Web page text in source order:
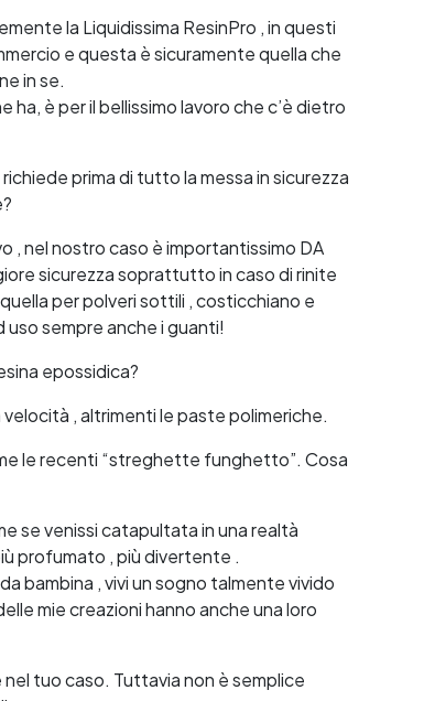
la Liquidissima ResinPro , in questi
e questa è sicuramente quella che
in se.
è per il bellissimo lavoro che c’è dietro
prima di tutto la messa in sicurezza
, nel nostro caso è importantissimo DA
sicurezza soprattutto in caso di rinite
per polveri sottili , costicchiano e
uso sempre anche i guanti!
epossidica?
velocità , altrimenti le paste polimeriche.
le recenti “streghette funghetto”. Cosa
se venissi catapultata in una realtà
profumato , più divertente .
bambina , vivi un sogno talmente vivido
mie creazioni hanno anche una loro
tuo caso. Tuttavia non è semplice